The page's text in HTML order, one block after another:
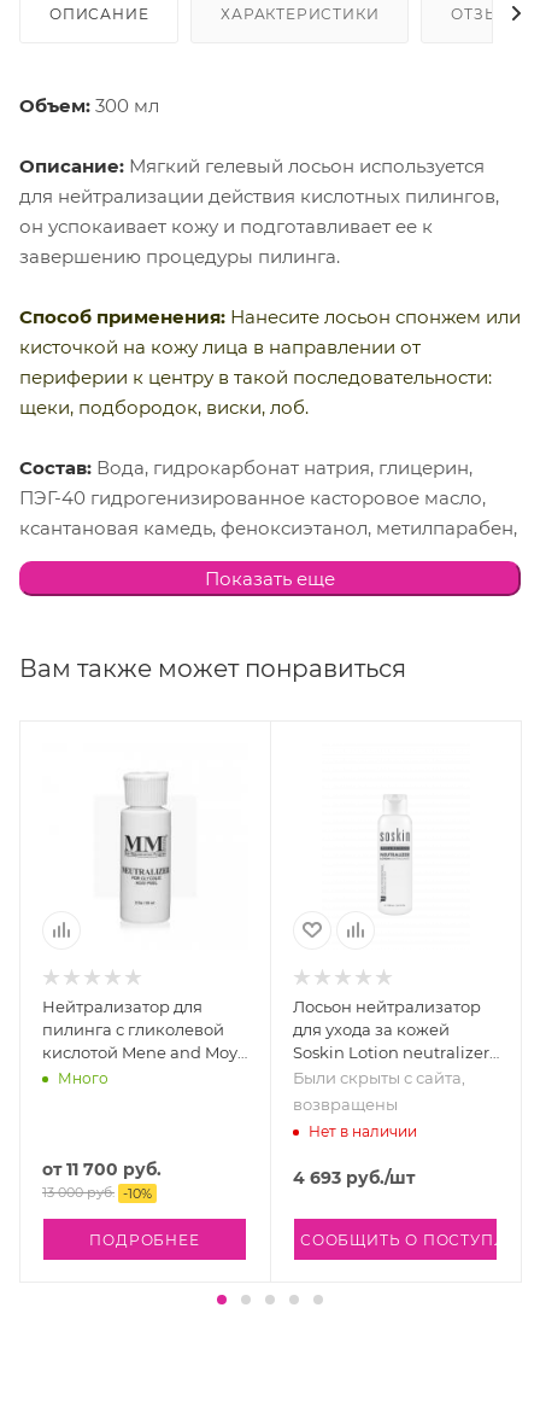
ОПИСАНИЕ ХАРАКТЕРИСТИКИ ОТЗЫВЫ
Объем: 300 мл
Описание: Мягкий гелевый лосьон используется
для нейтрализации действия кислотных пилингов,
он успокаивает кожу и подготавливает ее к
завершению процедуры пилинга.
Способ применения: Нанесите лосьон спонжем или
кисточкой на кожу лица в направлении от
периферии к центру в такой последовательности:
щеки, подбородок, виски, лоб.
Состав: Вода, гидрокарбонат натрия, глицерин,
ПЭГ-40 гидрогенизированное касторовое масло,
ксантановая камедь, феноксиэтанол, метилпарабен,
этилпарабен, пропилпарабен, парфюм, мочевина, 2-
бромо-2-нитропропан-1,3-диол, гексилциннамаль.
Показать еще
Вам также может понравиться
Нейтрализатор для
пилинга с гликолевой
кислотой Mene and Moy
System Post Peel
Много
от11 700 руб.
13 000 руб. -10%
ПОДРОБНЕЕ
Лосьон нейтрализатор
для ухода за кожей
Soskin Lotion neutralizer,
100 мл
Были скрыты с сайта,
возвращены
Нет в наличии
4 693 руб./шт
СООБЩИТЬ О